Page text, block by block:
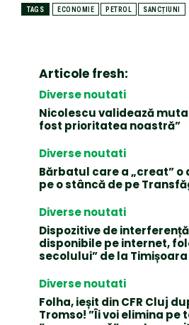
TAGS ECONOMIE PETROL SANCȚIUNI
Articole fresh:
Diverse noutati
Nicolescu validează
fost prioritatea noastră”
Diverse noutati
Bărbatul care a „creat”
pe o stâncă de pe
Diverse noutati
Dispozitive de
disponibile pe internet,
secolului” de la Timișoara
Diverse noutati
Folha, ieșit din CFR Cluj
Tromso! ”Îi voi elimina pe